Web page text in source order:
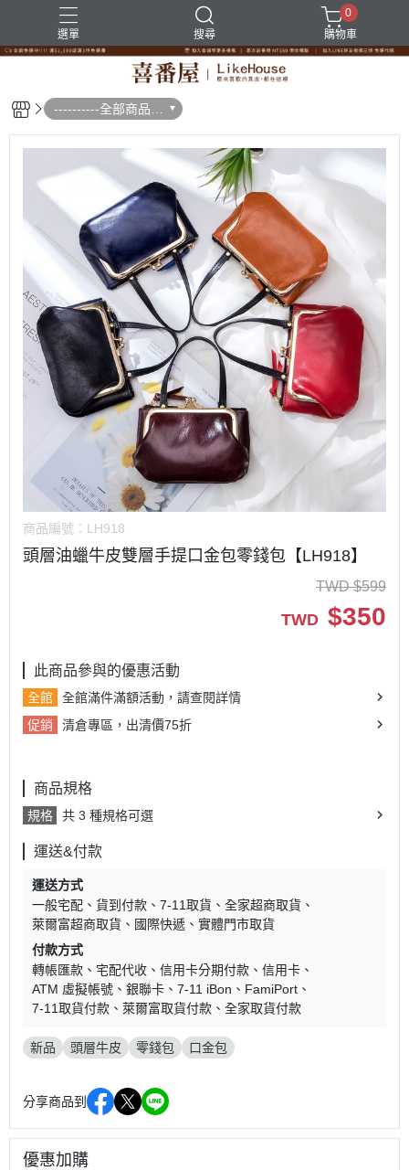
選單 搜尋
0
購物車
----------全部商品--
--------
商品編號： LH918
頭層油蠟牛皮雙層手提口金包零錢包【LH918】
TWD $599
TWD $350
此商品參與的優惠活動
全館
全館滿件滿額活動，請查閱詳情
促銷
清倉專區，出清價75折
商品規格
規格 共 3 種規格可選
運送&付款
運送方式
一般宅配
貨到付款 7-11取貨
全家超商取貨
萊爾富超商取貨
國際快遞
實體門市取貨
付款方式
轉帳匯款
宅配代收 信用卡分期付款
信用卡
ATM 虛擬帳號
銀聯卡 7-11 iBon
FamiPort
7-11取貨付款
萊爾富取貨付款 全家取貨付款
新品 頭層牛皮 零錢包 口金包
分享商品到
優惠加購